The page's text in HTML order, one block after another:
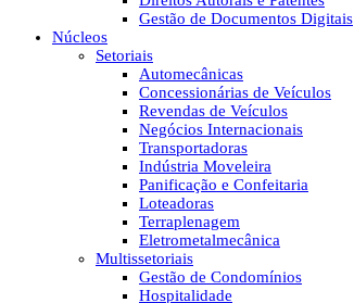
Gestão de Documentos Digitais
Núcleos
Setoriais
Automecânicas
Concessionárias de Veículos
Revendas de Veículos
Negócios Internacionais
Transportadoras
Indústria Moveleira
Panificação e Confeitaria
Loteadoras
Terraplenagem
Eletrometalmecânica
Multissetoriais
Gestão de Condomínios
Hospitalidade